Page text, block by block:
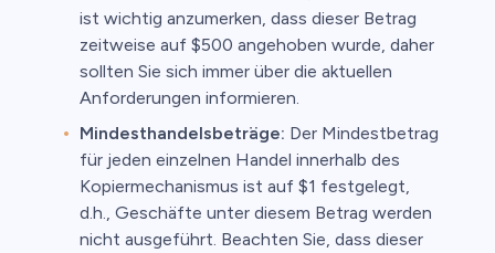
ist wichtig anzumerken, dass dieser Betrag
zeitweise auf $500 angehoben wurde, daher
sollten Sie sich immer über die aktuellen
Anforderungen informieren.
Mindesthandelsbeträge: Der Mindestbetrag
für jeden einzelnen Handel innerhalb des
Kopiermechanismus ist auf $1 festgelegt,
d.h., Geschäfte unter diesem Betrag werden
nicht ausgeführt. Beachten Sie, dass dieser